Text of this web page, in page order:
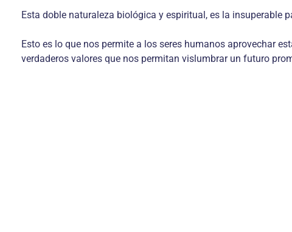
Esta doble naturaleza biológica y espiritual, es la
Esto es lo que nos permite a los seres humanos aprovechar
verdaderos valores que nos permitan vislumbrar un futuro